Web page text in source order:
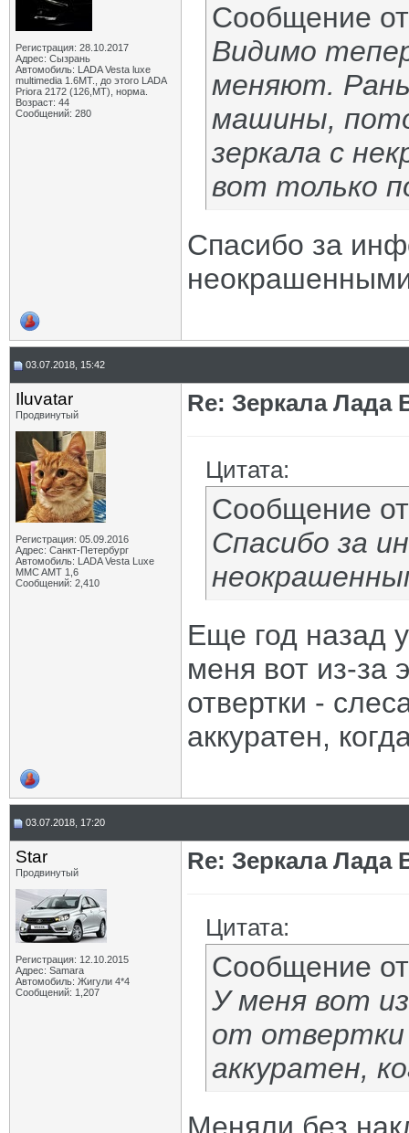
Регистрация: 28.10.2017
Адрес: Сызрань
Автомобиль: LADA Vesta luxe
multimedia 1.6MT., до этого LADA
Priora 2172 (126,MT), норма.
Возраст: 44
Сообщений: 280
Сообщение
Видимо
меняют.
машины,
зеркала с
вот только
Спасибо за
03.07.2018, 15:42
Iluvatar
Продвинутый
Регистрация: 05.09.2016
Адрес: Санкт-Петербург
Автомобиль: LADA Vesta Luxe
MMC AMT 1,6
Сообщений: 2,410
Re: Зеркала Лада
Цитата:
Сообщение
Спасибо за
Еще год назад
меня вот из-за
отвертки -
аккуратен,
03.07.2018, 17:20
Star
Продвинутый
Регистрация: 12.10.2015
Адрес: Samara
Автомобиль: Жигули 4*4
Сообщений: 1,207
Re: Зеркала Лада
Цитата:
Сообщение
У меня вот
от отвертки
аккуратен,